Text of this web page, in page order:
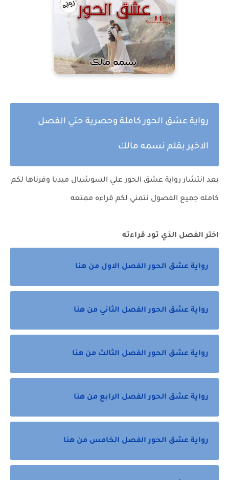
رواية عشق الحور كاملة وحصرية حتي الفصل
الاخير بقلم نسمه مالك
بعد انتشار رواية عشق الحور علي السوشيال ميديا وفرناها لكم
كامله جميع الفصول نتمني لكم قراءه ممتعه
اختر الفصل الذي تود قراءته
رواية عشق الحور الفصل الاول من هنا
رواية عشق الحور الفصل الثاني من هنا
رواية عشق الحور الفصل الثالث من هنا
رواية عشق الحور الفصل الرابع من هنا
رواية عشق الحور الفصل الخامس من هنا